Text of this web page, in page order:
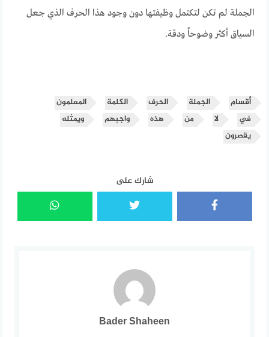
الجملة لم تكن لتكتمل وظيفتها دون وجود هذا الحرف الذي جعل
السياق أكثر وضوحاً ودقة.
أقسام الجملة الحرف الكلمة
المعلمون
في
لا من هذه واجبهم
ويمثله
يقصرون
شارك على
Bader Shaheen